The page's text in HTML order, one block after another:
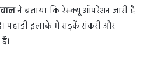
ने बताया कि रेस्क्यू ऑपरेशन जारी है
पहाड़ी इलाके में सड़कें संकरी और